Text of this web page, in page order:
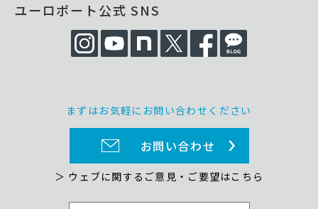
ユーロポート公式 SNS
まずはお気軽にお問い合わせください
お問い合わせ
＞ ウェブに関するご意見・ご要望はこちら